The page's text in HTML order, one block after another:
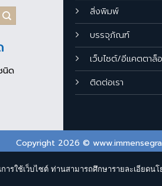
นิด
สิ่งพิมพ์
บรรจุภัณฑ์
เว็บไซต์/อีแคตตาล็
ติดต่อเรา
Copyright 2026 ©
ารใช้เว็บไซต์ ท่านสามารถศึกษารายละเอีย